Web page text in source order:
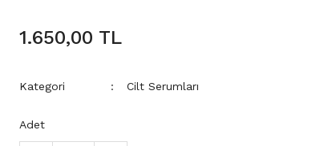
1.650,00 TL
Kategori Cilt Serumları
Adet